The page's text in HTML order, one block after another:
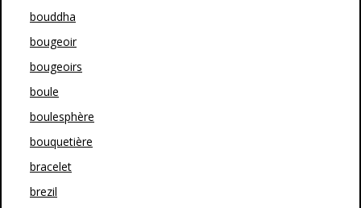
bouddha
bougeoir
bougeoirs
boule
boulesphère
bouquetière
bracelet
brezil